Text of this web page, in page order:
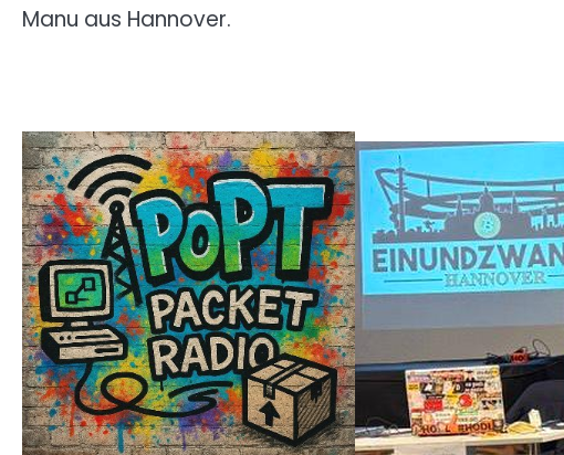
Manu aus Hannover.